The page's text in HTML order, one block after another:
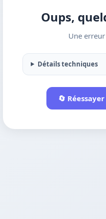
Oups,
Une
Détails techniques
🔄 Réessayer